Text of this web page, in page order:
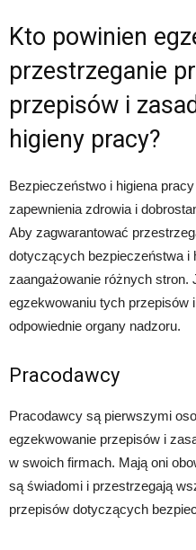
Kto powinien
przestrzeganie
przepisów i
higieny pracy?
Bezpieczeństwo i higiena
zapewnienia zdrowia i
Aby zagwarantować
dotyczących bezpieczeństwa i
zaangażowanie różnych stron.
egzekwowaniu tych przepisów
odpowiednie organy nadzoru.
Pracodawcy
Pracodawcy są pierwszymi
egzekwowanie przepisów i
w swoich firmach. Mają oni
są świadomi i przestrzegają
przepisów dotyczących